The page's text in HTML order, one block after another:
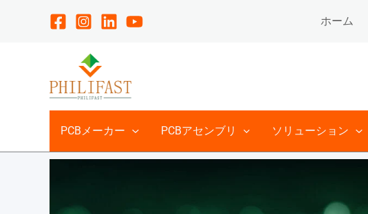
ッ
ホーム
PCBメーカー PCBアセンブリ ソリューション